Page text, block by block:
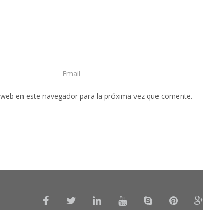
en este navegador para la próxima vez que comente.